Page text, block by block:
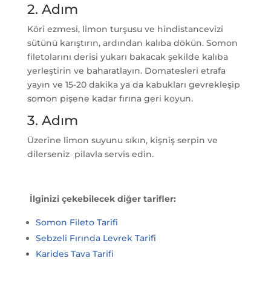
2. Adım
Köri ezmesi, limon turşusu ve hindistancevizi
sütünü karıştırın, ardından kalıba dökün. Somon
filetolarını derisi yukarı bakacak şekilde kalıba
yerleştirin ve baharatlayın. Domatesleri etrafa
yayın ve 15-20 dakika ya da kabukları gevrekleşip
somon pişene kadar fırına geri koyun.
3. Adım
Üzerine limon suyunu sıkın, kişniş serpin ve
dilerseniz pilavla servis edin.
İlginizi çekebilecek diğer tarifler:
Somon Fileto Tarifi
Sebzeli Fırında Levrek Tarifi
Karides Tava Tarifi